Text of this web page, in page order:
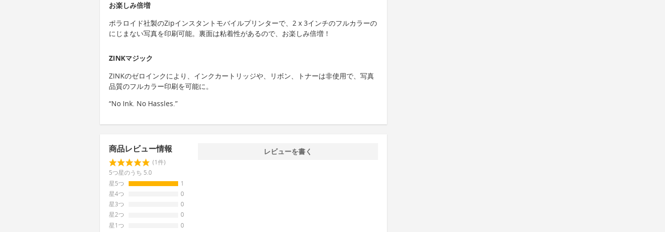
お楽しみ倍増
ポラロイド社製のZipインスタントモバイルプリンターで、2 x 3インチのフルカラーの
にじまない写真を印刷可能。裏面は粘着性があるので、お楽しみ倍増！
ZINKマジック
ZINKのゼロインクにより、インクカートリッジや、リボン、トナーは非使用で、写真
品質のフルカラー印刷を可能に。
“No Ink. No Hassles.”
商品レビュー情報
(1件)
5つ星のうち 5.0
星5つ
1
星4つ
0
星3つ
0
星2つ
0
星1つ
0
レビューを書く